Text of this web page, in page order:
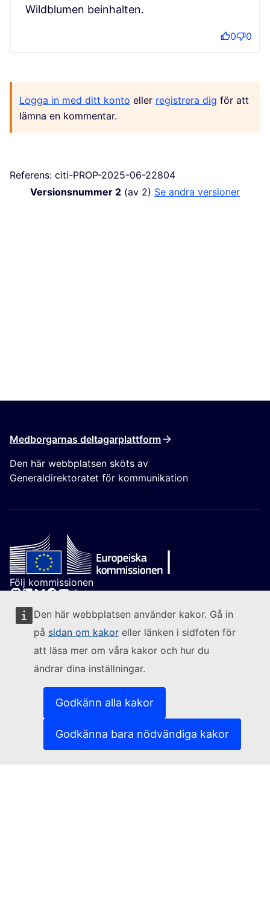
Den här webbplatsen använder kakor. Gå in
på sidan om kakor eller länken i sidfoten för
att läsa mer om våra kakor och hur du
ändrar dina inställningar.
Godkänn alla kakor
Godkänna bara nödvändiga kakor
3
röster
1 1 1
Wildblumen beinhalten.
0 0
Logga in med ditt konto eller registrera dig för att
lämna en kommentar.
Referens: citi-PROP-2025-06-22804
Versionsnummer 2 (av 2) se andra versioner
Medborgarnas deltagarplattform
Den här webbplatsen sköts av
Generaldirektoratet för kommunikation
Följ kommissionen
Kontakta oss
Rapportera sårbarheter i it-systemen (Extern länk)
Språkpolicy för våra webbplatser(Extern länk)
Kakor (cookies)(Extern länk)
Integritetspolicy(Extern länk)
(Extern länk)